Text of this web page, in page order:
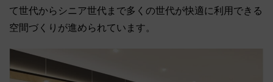
て世代からシニア世代まで多くの世代が快適に利用できる
空間づくりが進められています。